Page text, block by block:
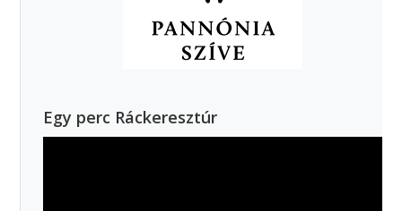
Egy perc Ráckeresztúr